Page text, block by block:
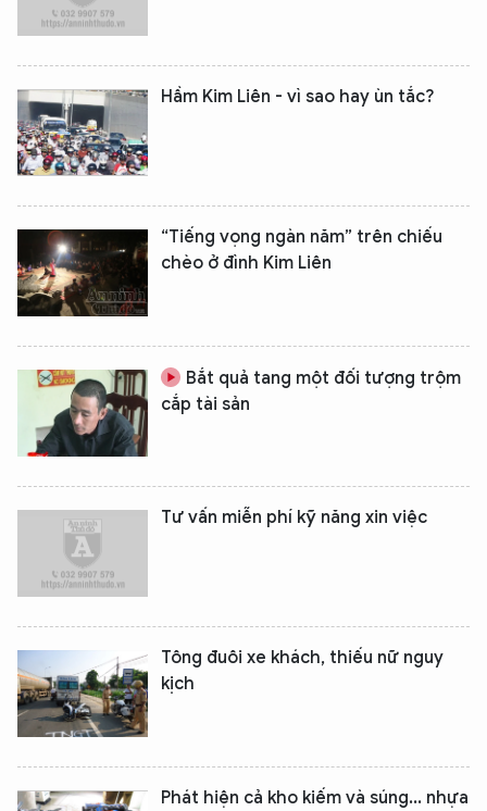
Hầm Kim Liên - vì sao hay ùn tắc?
“Tiếng vọng ngàn năm” trên chiếu
chèo ở đình Kim Liên
Bắt quả tang một đối tượng trộm
cắp tài sản
Tư vấn miễn phí kỹ năng xin việc
Tông đuôi xe khách, thiếu nữ nguy
kịch
Phát hiện cả kho kiếm và súng... nhựa